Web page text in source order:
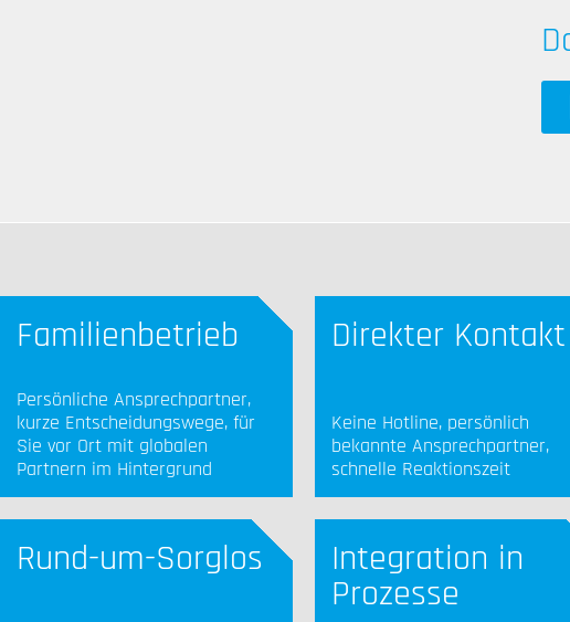
Familienbetrieb
Persönliche Ansprechpartner,
kurze Entscheidungswege, für
Sie vor Ort mit globalen
Partnern im Hintergrund
Direkter Kontakt
Keine Hotline, persönlich
bekannte Ansprechpartner,
schnelle Reaktionszeit
Rund-um-Sorglos Integration in
Prozesse